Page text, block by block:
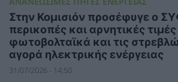
Στην Κομισιόν προσέφυγε ο
περικοπές και αρνητικές
φωτοβολταϊκά και τις
αγορά ηλεκτρικής ενέργειας
31/07/2026 - 14:50